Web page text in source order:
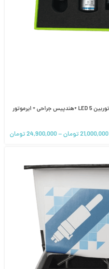
ست 4 عددی W&H مدل Synea (سینوا) | توربین 5 LED +هندپیس جراحی + ایرموتور
21,000,000تومان–
24,900,000تومان